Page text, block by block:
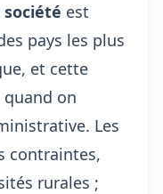
est
pays les plus
et cette
on
Les
contraintes,
rurales ;